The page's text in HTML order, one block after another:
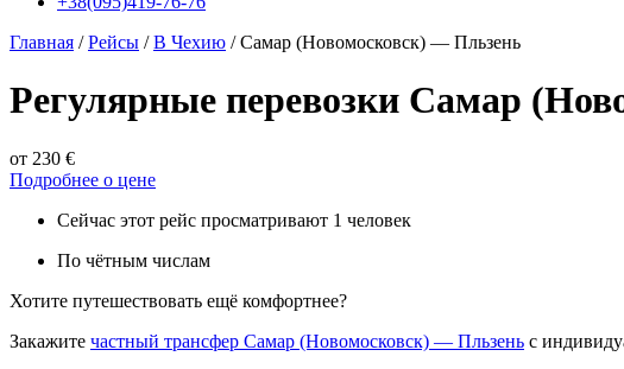
Главная /Рейсы /В Чехию /Самар (Новомосковск) — Пльзень
Регулярные перевозки Самар
от 230 €
Подробнее о цене
Сейчас этот рейс просматривают 1 человек
По чётным числам
Хотите путешествовать ещё комфортнее?
Закажите частный трансфер Самар (Новомосковск) — Пльзень с